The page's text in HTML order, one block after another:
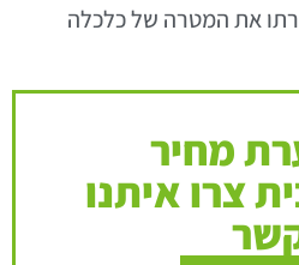
את המטרה של כלכלה
מחיר
צרו איתנו